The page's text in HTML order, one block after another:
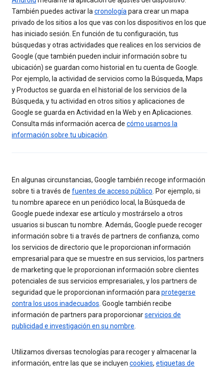
También puedes activar la cronología para crear un mapa
privado de los sitios a los que vas con los dispositivos en los que
has iniciado sesión. En función de tu configuración, tus
búsquedas y otras actividades que realices en los servicios de
Google (que también pueden incluir información sobre tu
ubicación) se guardan como historial en tu cuenta de Google.
Por ejemplo, la actividad de servicios como la Búsqueda, Maps
y Productos se guarda en el historial de los servicios de la
Búsqueda, y tu actividad en otros sitios y aplicaciones de
Google se guarda en Actividad en la Web y en Aplicaciones.
Consulta más información acerca de cómo usamos la
información sobre tu ubicación
En algunas circunstancias, Google también recoge información
sobre ti a través de fuentes de acceso público . Por ejemplo, si
tu nombre aparece en un periódico local, la Búsqueda de
Google puede indexar ese artículo y mostrárselo a otros
usuarios si buscan tu nombre. Además, Google puede recoger
información sobre ti a través de partners de confianza, como
los servicios de directorio que le proporcionan información
empresarial para que se muestre en sus servicios, los partners
de marketing que le proporcionan información sobre clientes
potenciales de sus servicios empresariales, y los partners de
seguridad que le proporcionan información para protegerse
contra los usos inadecuados . Google también recibe
información de partners para proporcionarservicios de
publicidad e investigación en su nombre
Utilizamos diversas tecnologías para recoger y almacenar la
información, entre las que se incluyen cookies, etiquetas de